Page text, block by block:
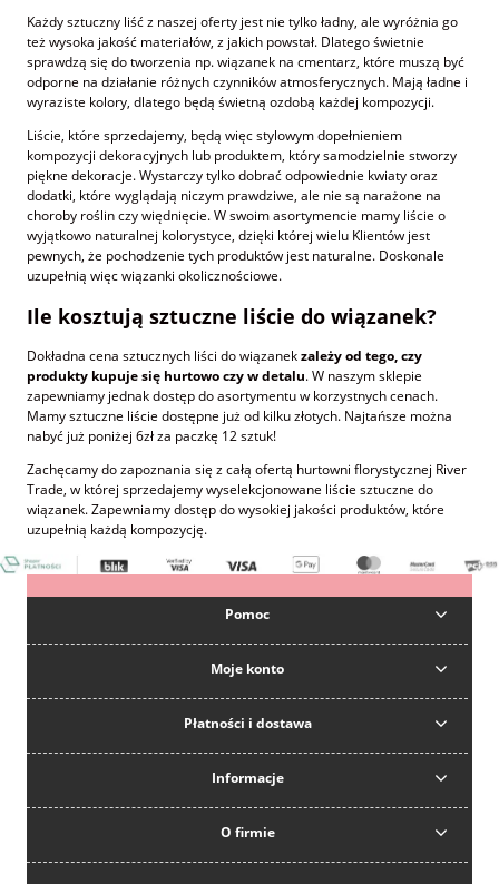
Każdy sztuczny liść z naszej oferty jest nie tylko ładny, ale wyróżnia go
też wysoka jakość materiałów, z jakich powstał. Dlatego świetnie
sprawdzą się do tworzenia np. wiązanek na cmentarz, które muszą być
odporne na działanie różnych czynników atmosferycznych. Mają ładne i
wyraziste kolory, dlatego będą świetną ozdobą każdej kompozycji.
Liście, które sprzedajemy, będą więc stylowym dopełnieniem
kompozycji dekoracyjnych lub produktem, który samodzielnie stworzy
piękne dekoracje. Wystarczy tylko dobrać odpowiednie kwiaty oraz
dodatki, które wyglądają niczym prawdziwe, ale nie są narażone na
choroby roślin czy więdnięcie. W swoim asortymencie mamy liście o
wyjątkowo naturalnej kolorystyce, dzięki której wielu Klientów jest
pewnych, że pochodzenie tych produktów jest naturalne. Doskonale
uzupełnią więc wiązanki okolicznościowe.
Ile kosztują sztuczne liście do wiązanek?
Dokładna cena sztucznych liści do wiązanekzależy od tego, czy
produkty kupuje się hurtowo czy w detalu. W naszym sklepie
zapewniamy jednak dostęp do asortymentu w korzystnych cenach.
Mamy sztuczne liście dostępne już od kilku złotych. Najtańsze można
nabyć już poniżej 6zł za paczkę 12 sztuk!
Zachęcamy do zapoznania się z całą ofertą hurtowni florystycznej River
Trade, w której sprzedajemy wyselekcjonowane liście sztuczne do
wiązanek. Zapewniamy dostęp do wysokiej jakości produktów, które
uzupełnią każdą kompozycję.
Pomoc
Moje konto
Płatności i dostawa
Informacje
O firmie